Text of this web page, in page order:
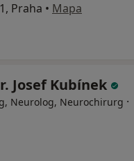
Praha • Mapa
Josef Kubínek
Neurolog, Neurochirurg ·